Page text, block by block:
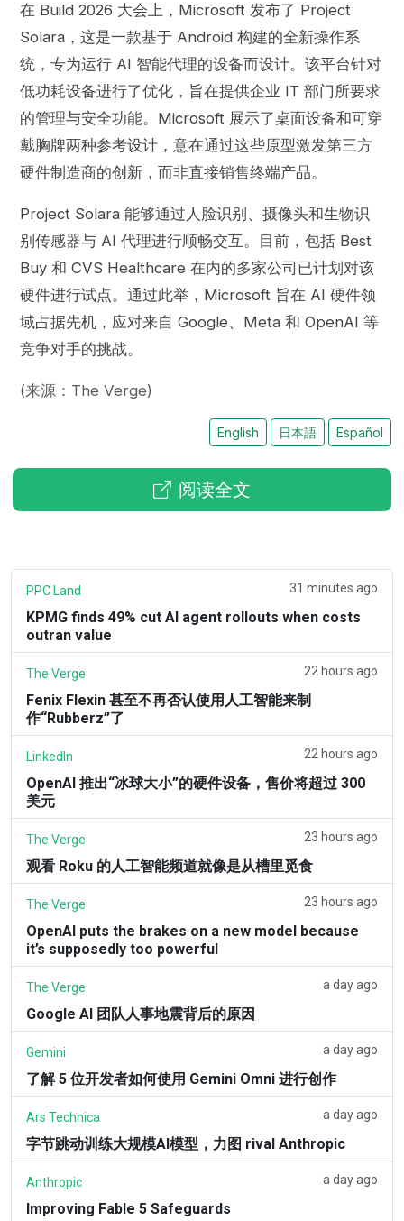
在 Build 2026 大会上，Microsoft 发布了 Project
Solara，这是一款基于 Android 构建的全新操作系
统，专为运行 AI 智能代理的设备而设计。该平台针对
低功耗设备进行了优化，旨在提供企业 IT 部门所要求
的管理与安全功能。Microsoft 展示了桌面设备和可穿
戴胸牌两种参考设计，意在通过这些原型激发第三方
硬件制造商的创新，而非直接销售终端产品。
Project Solara 能够通过人脸识别、摄像头和生物识
别传感器与 AI 代理进行顺畅交互。目前，包括 Best
Buy 和 CVS Healthcare 在内的多家公司已计划对该
硬件进行试点。通过此举，Microsoft 旨在 AI 硬件领
域占据先机，应对来自 Google、Meta 和 OpenAI 等
竞争对手的挑战。
(来源：The Verge)
English 日本語 Español
阅读全文
PPC Land 31 minutes ago
KPMG finds 49% cut AI agent rollouts when costs
outran value
The Verge 22 hours ago
Fenix Flexin 甚至不再否认使用人工智能来制
作“Rubberz”了
LinkedIn 22 hours ago
OpenAI 推出“冰球大小”的硬件设备，售价将超过 300
美元
The Verge 23 hours ago
观看 Roku 的人工智能频道就像是从槽里觅食
The Verge 23 hours ago
OpenAI puts the brakes on a new model because
it’s supposedly too powerful
The Verge a day ago
Google AI 团队人事地震背后的原因
Gemini a day ago
了解 5 位开发者如何使用 Gemini Omni 进行创作
Ars Technica a day ago
字节跳动训练大规模AI模型，力图 rival Anthropic
Anthropic a day ago
Improving Fable 5 Safeguards